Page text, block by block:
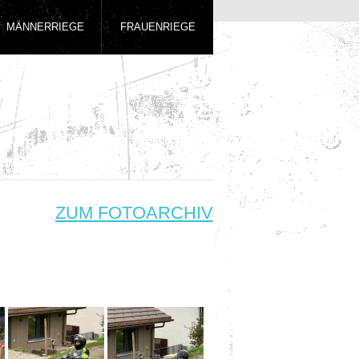
MÄNNERRIEGE FRAUENRIEGE
ZUM FOTOARCHIV